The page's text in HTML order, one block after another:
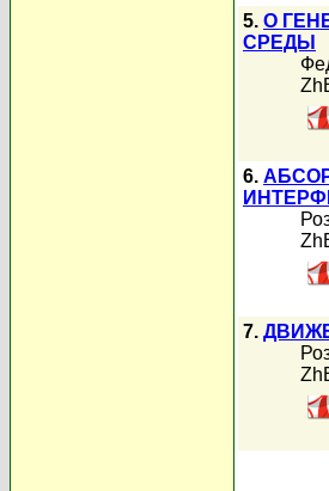
5. О
СРЕДЫ
6.
7.